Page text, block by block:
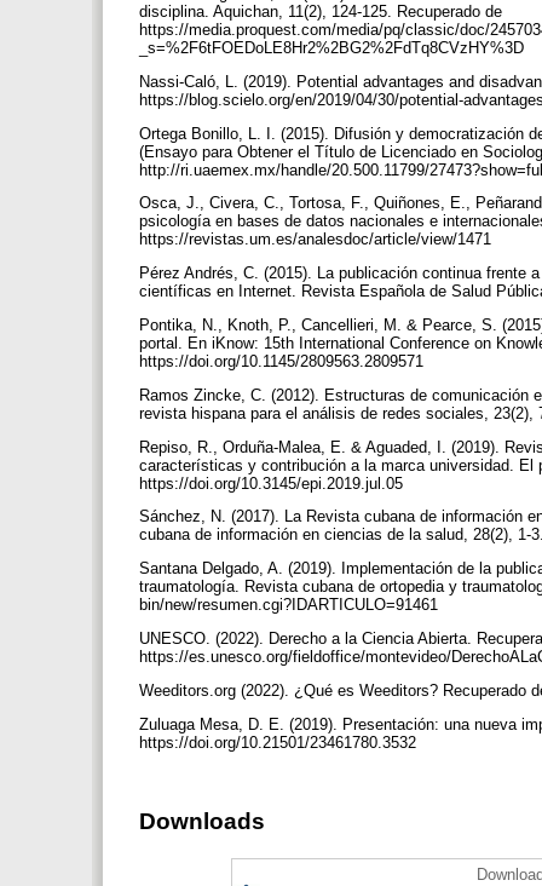
disciplina. Aquichan, 11(2), 124-125. Recuperado de
https://media.proquest.com/media/pq/classic/doc/
_s=%2F6tFOEDoLE8Hr2%2BG2%2FdTq8CVzHY%3D
Nassi-Caló, L. (2019). Potential advantages and
https://blog.scielo.org/en/2019/04/30/potential-
Ortega Bonillo, L. I. (2015). Difusión y democratización
(Ensayo para Obtener el Título de Licenciado en
http://ri.uaemex.mx/handle/20.500.11799/
Osca, J., Civera, C., Tortosa, F., Quiñones, E.,
psicología en bases de datos nacionales e
https://revistas.um.es/analesdoc/article/view/1471
Pérez Andrés, C. (2015). La publicación continua
científicas en Internet. Revista Española de Salud
Pontika, N., Knoth, P., Cancellieri, M. & Pearce, S.
portal. En iKnow: 15th International Conference on
https://doi.org/10.1145/2809563.2809571
Ramos Zincke, C. (2012). Estructuras de
revista hispana para el análisis de redes sociales,
Repiso, R., Orduña-Malea, E. & Aguaded, I. (2019).
características y contribución a la marca universidad. El
https://doi.org/10.3145/epi.2019.jul.05
Sánchez, N. (2017). La Revista cubana de información
cubana de información en ciencias de la salud, 28(2),
Santana Delgado, A. (2019). Implementación de la
traumatología. Revista cubana de ortopedia y
bin/new/resumen.cgi?IDARTICULO=91461
UNESCO. (2022). Derecho a la Ciencia Abierta.
https://es.unesco.org/fieldoffice/montevideo/
Weeditors.org (2022). ¿Qué es Weeditors?
Zuluaga Mesa, D. E. (2019). Presentación: una nueva
https://doi.org/10.21501/23461780.3532
Downloads